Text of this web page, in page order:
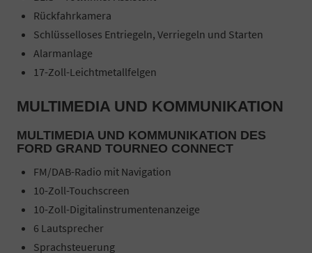
Rückfahrkamera
Schlüsselloses Entriegeln, Verriegeln und Starten
Alarmanlage
17-Zoll-Leichtmetallfelgen
MULTIMEDIA UND KOMMUNIKATION
MULTIMEDIA UND KOMMUNIKATION DES
FORD GRAND TOURNEO CONNECT
FM/DAB-Radio mit Navigation
10-Zoll-Touchscreen
10-Zoll-Digitalinstrumentenanzeige
6 Lautsprecher
Sprachsteuerung